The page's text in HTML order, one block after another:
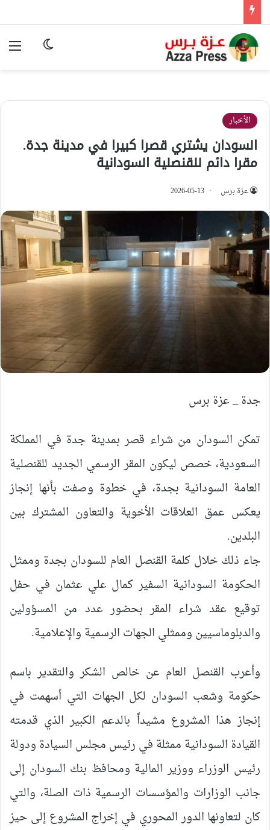
الوضع
الأخبار
السودان يشتري قصرا كبيرا في مدينة جدة.
مقرا دائم للقنصلية السودانية
عزة برس 2026-05-13
جدة _ عزة برس
تمكن السودان من شراء قصر بمدينة جدة في المملكة
السعودية، خصص ليكون المقر الرسمي الجديد للقنصلية
العامة السودانية بجدة، في خطوة وصفت بأنها إنجاز
يعكس عمق العلاقات الأخوية والتعاون المشترك بين
البلدين.
جاء ذلك خلال كلمة القنصل العام للسودان بجدة وممثل
الحكومة السودانية السفير كمال علي عثمان في حفل
توقيع عقد شراء المقر بحضور عدد من المسؤولين
والدبلوماسيين وممثلي الجهات الرسمية والإعلامية.
وأعرب القنصل العام عن خالص الشكر والتقدير باسم
حكومة وشعب السودان لكل الجهات التي أسهمت في
إنجاز هذا المشروع مشيداً بالدعم الكبير الذي قدمته
القيادة السودانية ممثلة في رئيس مجلس السيادة ودولة
رئيس الوزراء ووزير المالية ومحافظ بنك السودان إلى
جانب الوزارات والمؤسسات الرسمية ذات الصلة، والتي
كان لتعاونها الدور المحوري في إخراج المشروع إلى حيز